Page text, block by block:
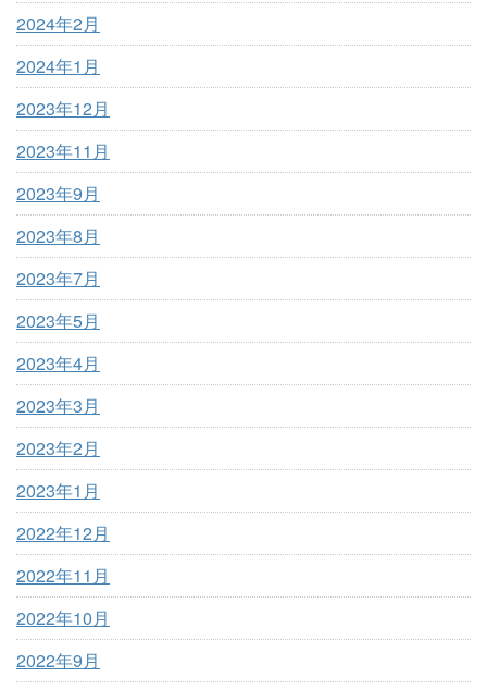
2024年2月
2024年1月
2023年12月
2023年11月
2023年9月
2023年8月
2023年7月
2023年5月
2023年4月
2023年3月
2023年2月
2023年1月
2022年12月
2022年11月
2022年10月
2022年9月